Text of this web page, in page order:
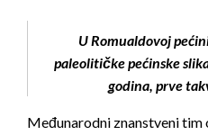
U Romualdovoj
paleolitičke pećinske
godina, prve
Međunarodni znanstveni